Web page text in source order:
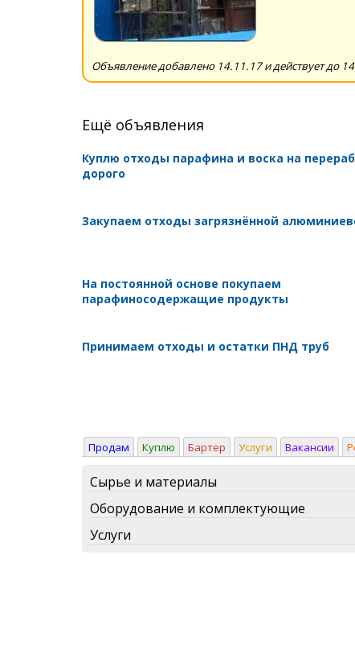
Объявление добавлено 14.11.17 и действует до
Ещё объявления
Куплю отходы парафина и воска на
дорого
Закупаем отходы загрязнённой
На постоянной основе покупаем
парафиносодержащие продукты
Принимаем отходы и остатки ПНД труб
Продам Куплю Бартер Услуги Вакансии
Сырье и материалы
Оборудование и комплектующие
Услуги